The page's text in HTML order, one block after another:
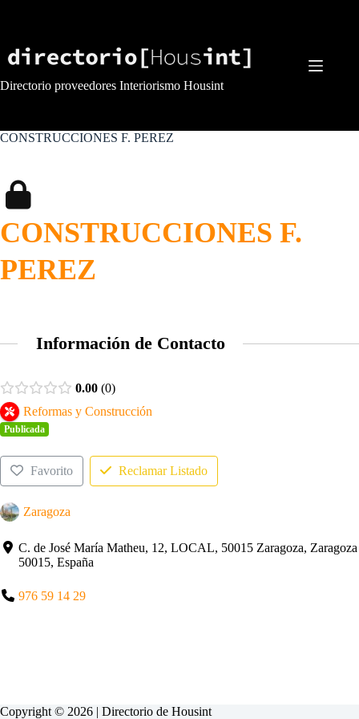
Directorio proveedores Interiorismo Housint
CONSTRUCCIONES F. PEREZ
CONSTRUCCIONES F.
PEREZ
Información de Contacto
0.00 0
Reformas y Construcción
Publicada
Favorito Reclamar Listado
Zaragoza
C. de José María Matheu, 12, LOCAL, 50015 Zaragoza, Zaragoza
50015, España
976 59 14 29
Copyright © 2026 | Directorio de Housint